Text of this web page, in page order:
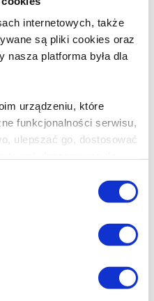
internetowych, także
są pliki cookies oraz
nasza platforma była dla
urządzeniu, które
funkcjonalności serwisu,
ulepszać go, dostosować
do prawidłowego
- są także takie, które
Twoje doświadczenia
Na prezent
World Today
zbiorowe
Na prezent
World Today